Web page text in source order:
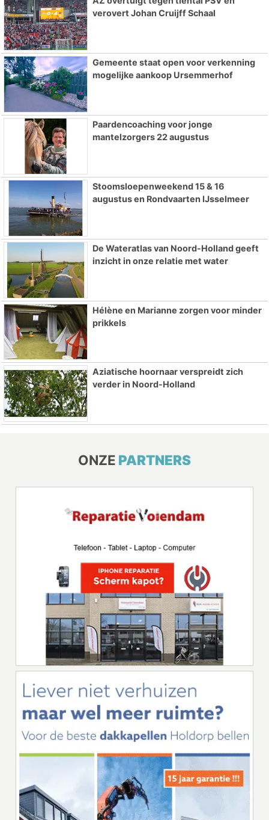
verovert Johan Cruijff Schaal
Gemeente staat open voor verkenning
mogelijke aankoop Ursemmerhof
Paardencoaching voor jonge
mantelzorgers 22 augustus
Stoomsloepenweekend 15 & 16
augustus en Rondvaarten IJsselmeer
De Wateratlas van Noord-Holland geeft
inzicht in onze relatie met water
Hélène en Marianne zorgen voor minder
prikkels
Aziatische hoornaar verspreidt zich
verder in Noord-Holland
ONZE PARTNERS